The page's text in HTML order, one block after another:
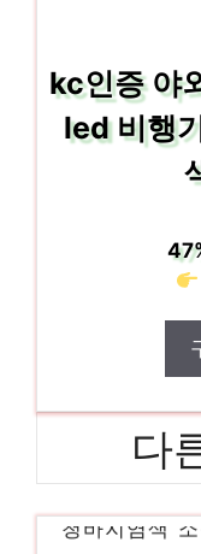
kc인증 야
led 비행
다
청바지염색